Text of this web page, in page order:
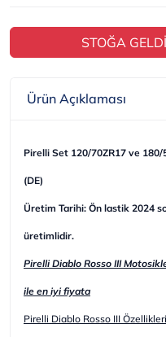
STOĞA
Ürün Açıklaması
Pirelli Set 120/70ZR17 ve 180/
(DE)
Üretim Tarihi: Ön lastik 2024
üretimlidir.
Pirelli Diablo Rosso III
ile en iyi fiyata
Pirelli Diablo Rosso III